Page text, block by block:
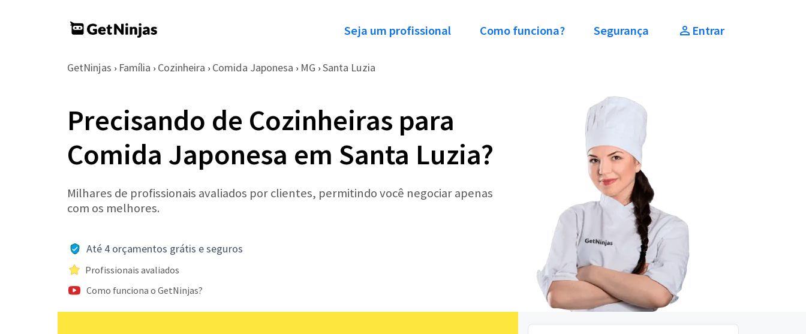
Seja um profissional Como funciona? Segurança Entrar
GetNinjas › Família › Cozinheira › Comida Japonesa › MG › Santa Luzia
Precisando de Cozinheiras para
Comida Japonesa em Santa Luzia?
Milhares de profissionais avaliados por clientes, permitindo você negociar apenas
com os melhores.
Até 4 orçamentos grátis e seguros
Profissionais avaliados
Como funciona o GetNinjas?